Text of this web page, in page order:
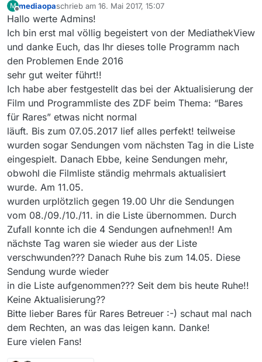
M
Offline
mediaopaschrieb am 16. Mai 2017, 15:07
zuletzt editiert von
Hallo werte Admins!
Ich bin erst mal völlig begeistert von der MediathekView
und danke Euch, das Ihr dieses tolle Programm nach
den Problemen Ende 2016
sehr gut weiter führt!!
Ich habe aber festgestellt das bei der Aktualisierung der
Film und Programmliste des ZDF beim Thema: “Bares
für Rares” etwas nicht normal
läuft. Bis zum 07.05.2017 lief alles perfekt! teilweise
wurden sogar Sendungen vom nächsten Tag in die Liste
eingespielt. Danach Ebbe, keine Sendungen mehr,
obwohl die Filmliste ständig mehrmals aktualisiert
wurde. Am 11.05.
wurden urplötzlich gegen 19.00 Uhr die Sendungen
vom 08./09./10./11. in die Liste übernommen. Durch
Zufall konnte ich die 4 Sendungen aufnehmen!! Am
nächste Tag waren sie wieder aus der Liste
verschwunden??? Danach Ruhe bis zum 14.05. Diese
Sendung wurde wieder
in die Liste aufgenommen??? Seit dem bis heute Ruhe!!
Keine Aktualisierung??
Bitte lieber Bares für Rares Betreuer :-) schaut mal nach
dem Rechten, an was das leigen kann. Danke!
Eure vielen Fans!